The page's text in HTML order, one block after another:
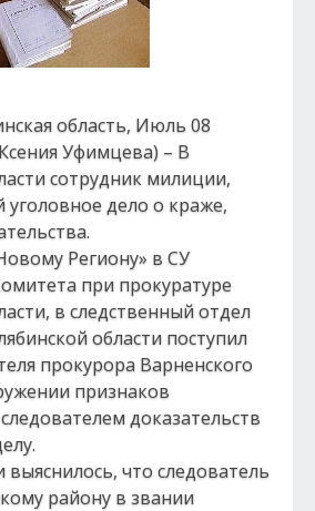
область, Июль 08
Уфимцева) – В
сотрудник милиции,
уголовное дело о краже,
Региону» в СУ
при прокуратуре
в следственный отдел
области поступил
прокурора Варненского
признаков
доказательств
что следователь
району в звании